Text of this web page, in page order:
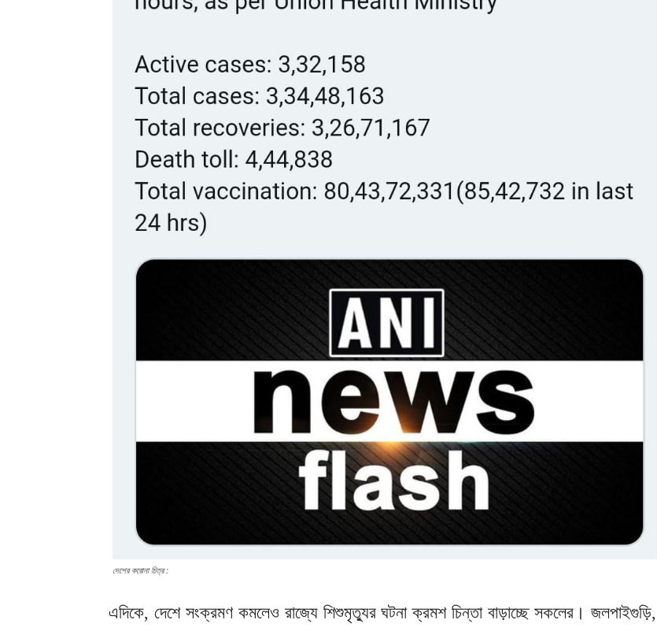
দেশের করোনা চিত্র :
এদিকে, দেশে সংক্রমণ কমলেও রাজ্যে শিশুমৃত্যুর ঘটনা ক্রমশ চিন্তা বাড়াচ্ছে সকলের। জলপাইগুড়ি,